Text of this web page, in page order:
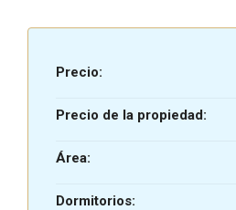
Precio:
Precio de la propiedad:
Área:
Dormitorios: